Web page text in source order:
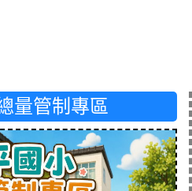
量管制專區